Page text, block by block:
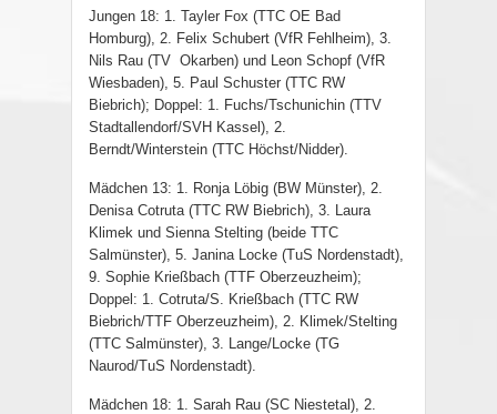
Jungen 18: 1. Tayler Fox (TTC OE Bad
Homburg), 2. Felix Schubert (VfR Fehlheim), 3.
Nils Rau (TV Okarben) und Leon Schopf (VfR
Wiesbaden), 5. Paul Schuster (TTC RW
Biebrich); Doppel: 1. Fuchs/Tschunichin (TTV
Stadtallendorf/SVH Kassel), 2.
Berndt/Winterstein (TTC Höchst/Nidder).
Mädchen 13: 1. Ronja Löbig (BW Münster), 2.
Denisa Cotruta (TTC RW Biebrich), 3. Laura
Klimek und Sienna Stelting (beide TTC
Salmünster), 5. Janina Locke (TuS Nordenstadt),
9. Sophie Krießbach (TTF Oberzeuzheim);
Doppel: 1. Cotruta/S. Krießbach (TTC RW
Biebrich/TTF Oberzeuzheim), 2. Klimek/Stelting
(TTC Salmünster), 3. Lange/Locke (TG
Naurod/TuS Nordenstadt).
Mädchen 18: 1. Sarah Rau (SC Niestetal), 2.